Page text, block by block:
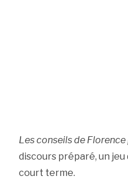
Les conseils de
discours préparé, un
court terme.